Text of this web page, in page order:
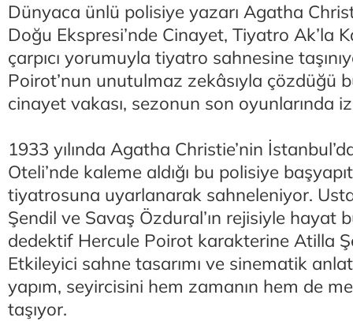
Dünyaca ünlü polisiye yazarı Agatha
Doğu Ekspresi’nde Cinayet, Tiyatro Ak’la
çarpıcı yorumuyla tiyatro sahnesine
Poirot’nun unutulmaz zekâsıyla çözdüğü
cinayet vakası, sezonun son oyunlarında
1933 yılında Agatha Christie’nin
Oteli’nde kaleme aldığı bu polisiye
tiyatrosuna uyarlanarak sahneleniyor.
Şendil ve Savaş Özdural’ın rejisiyle hayat
dedektif Hercule Poirot karakterine Atilla
Etkileyici sahne tasarımı ve sinematik
yapım, seyircisini hem zamanın hem de
taşıyor.